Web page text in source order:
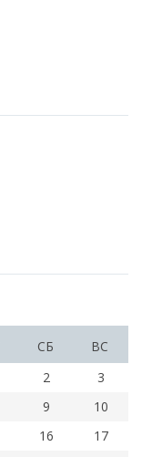
СБ
ВС
2
3
9
10
16
17